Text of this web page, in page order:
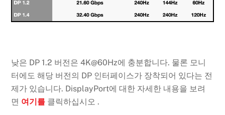
낮은 DP 1.2 버전은 4K@60Hz에 충분합니다. 물론 모니
터에도 해당 버전의 DP 인터페이스가 장착되어 있다는 전
제가 있습니다. DisplayPort에 대한 자세한 내용을 보려
면 여기를 클릭하십시오 .